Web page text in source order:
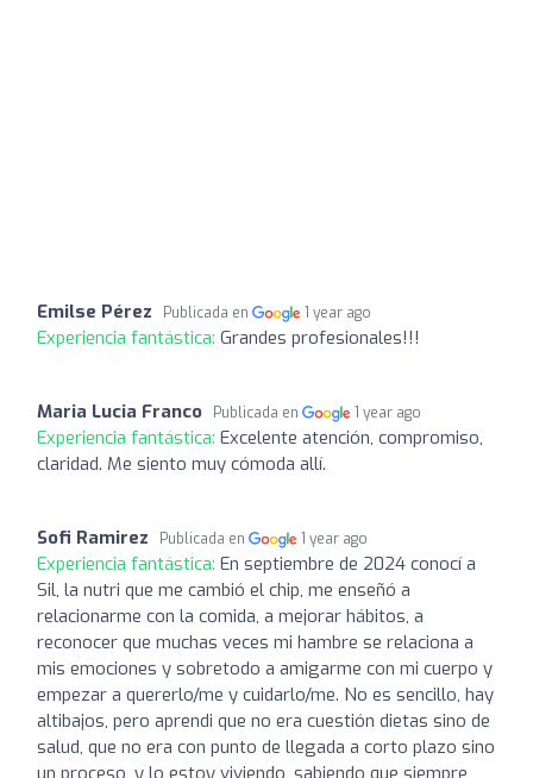
Emilse Pérez Publicada en 1 year ago
Experiencia fantástica: Grandes profesionales!!!
Maria Lucia Franco Publicada en 1 year ago
Experiencia fantástica: Excelente atención, compromiso,
claridad. Me siento muy cómoda allí.
Sofi Ramirez Publicada en 1 year ago
Experiencia fantástica: En septiembre de 2024 conocí a
Sil, la nutri que me cambió el chip, me enseñó a
relacionarme con la comida, a mejorar hábitos, a
reconocer que muchas veces mi hambre se relaciona a
mis emociones y sobretodo a amigarme con mi cuerpo y
empezar a quererlo/me y cuidarlo/me. No es sencillo, hay
altibajos, pero aprendi que no era cuestión dietas sino de
salud, que no era con punto de llegada a corto plazo sino